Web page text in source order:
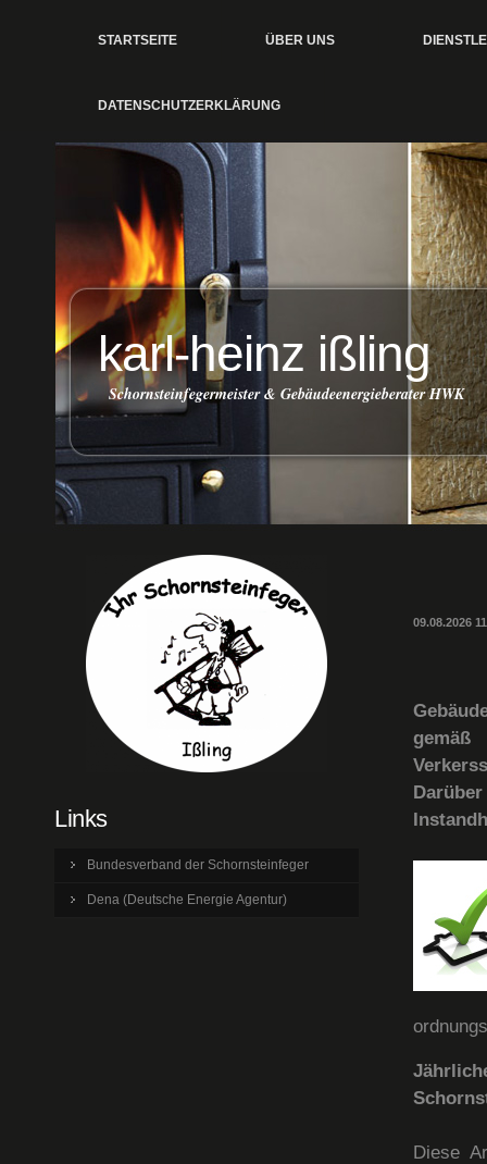
STARTSEITE ÜBER UNS
DATENSCHUTZERKLÄRUNG
karl-heinz ißling
Schornsteinfegermeister & Gebäudeenergieberater HWK
09.08.2026
Diese
Links
Bundesverband der Schornsteinfeger
Dena (Deutsche Energie Agentur)